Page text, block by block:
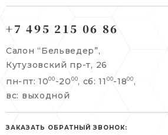
info@belveder-e.ru
пн-пт: 10:00-20:00
сб, вс: выходной
Берсеневский переулок, 3/
+7 495 477 45 43
info@belveder-e.ru
пн-пт: 10:00-19:00
сб: выходной
+7 495 215 06 86
Салон “Бельведер”,
Кутузовский пр-т, 26
пн-пт: 1000 -20 00, сб: 11 00-1800 ,
вс: выходной
ЗАКАЗАТЬ ОБРАТНЫЙ ЗВОНОК: